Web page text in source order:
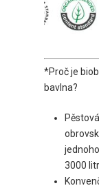
*Proč je
bavlna?
3000